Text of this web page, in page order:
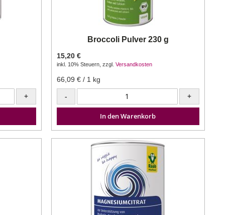
+
Broccoli Pulver 230 g
15,20 €
inkl. 10% Steuern, zzgl. Versandkosten
66,09 €/ 1 kg
- +
In den Warenkorb